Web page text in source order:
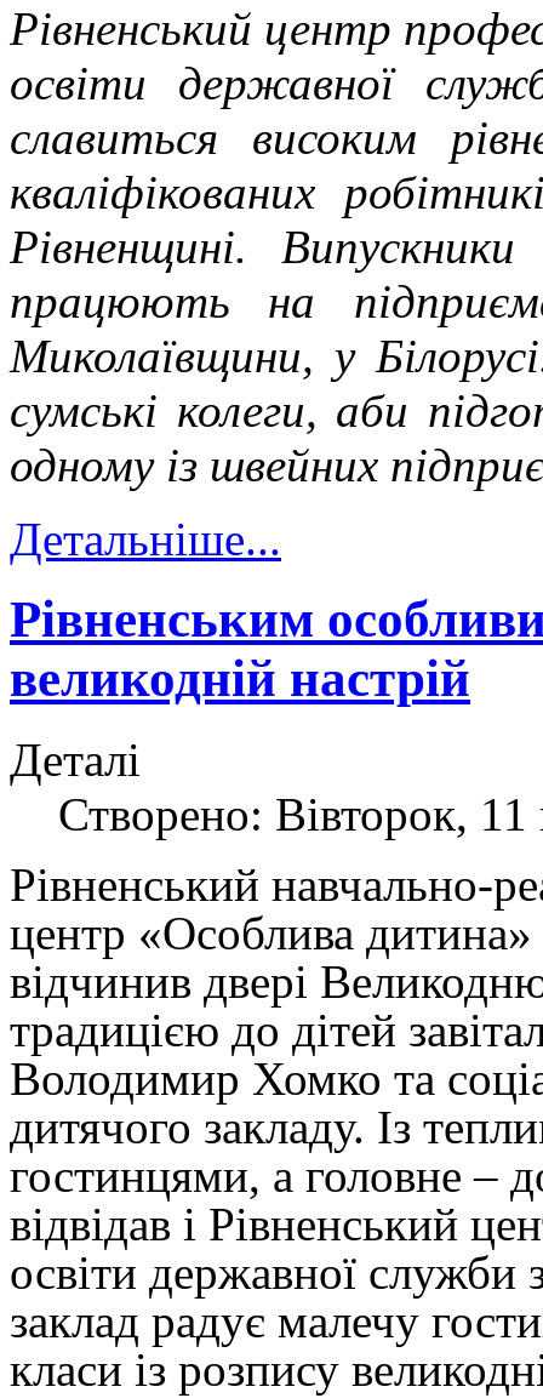
Рівненський центр
освіти державної
славиться високим
кваліфікованих
Рівненщині.
працюють на
Миколаївщини, у
сумські колеги, аби
одному із швейних
Детальніше...
Рівненським
великодній настрій
Деталі
Створено: Вівторок,
Рівненський навчально-
центр «Особлива
відчинив двері
традицією до дітей
Володимир Хомко та
дитячого закладу. Із
гостинцями, а головне –
відвідав і Рівненський
освіти державної
заклад радує малечу
класи із розпису